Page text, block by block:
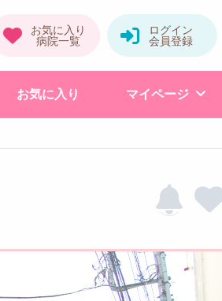
お気に入り マイページ